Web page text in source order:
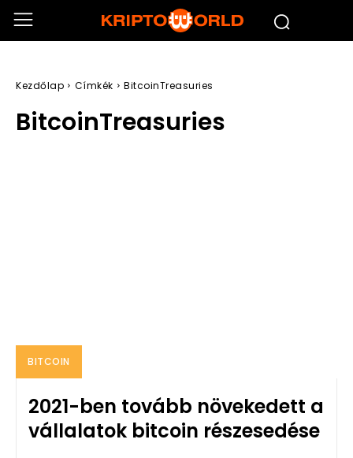
Kezdőlap Címkék BitcoinTreasuries
BitcoinTreasuries
BITCOIN
2021-ben tovább növekedett a
vállalatok bitcoin részesedése